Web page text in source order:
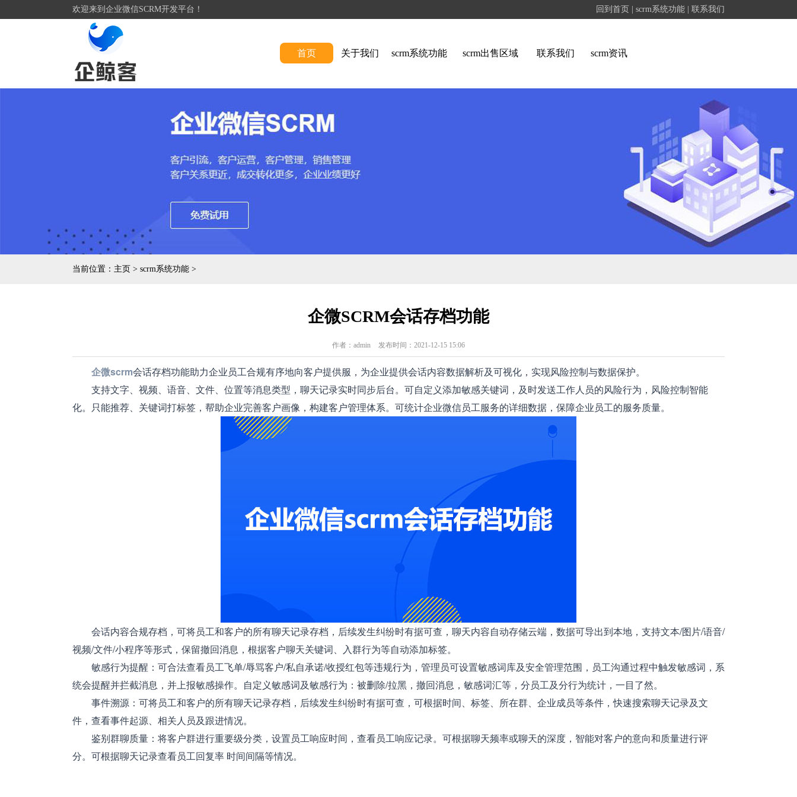
欢迎来到企业微信SCRM开发平台！ 回到首页 scrm系统功能 联系我们
首页 关于我们 scrm系统功能 scrm出售区域 联系我们 scrm资讯
当前位置： 主页 > scrm系统功能 >
企微SCRM会话存档功能
作者：admin 发布时间：2021-12-15 15:06
企微scrm会话存档功能助力企业员工合规有序地向客户提供服，为企业提供会话内容数据解析及可视化，实现风险控制与数据保护。
支持文字、视频、语音、文件、位置等消息类型，聊天记录实时同步后台。可自定义添加敏感关键词，及时发送工作人员的风险行为，风险控制智能
化。只能推荐、关键词打标签，帮助企业完善客户画像，构建客户管理体系。可统计企业微信员工服务的详细数据，保障企业员工的服务质量。
会话内容合规存档，可将员工和客户的所有聊天记录存档，后续发生纠纷时有据可查，聊天内容自动存储云端，数据可导出到本地，支持文本/图片/语音/
视频/文件/小程序等形式，保留撤回消息，根据客户聊天关键词、入群行为等自动添加标签。
敏感行为提醒：可合法查看员工飞单/辱骂客户/私自承诺/收授红包等违规行为，管理员可设置敏感词库及安全管理范围，员工沟通过程中触发敏感词，系
统会提醒并拦截消息，并上报敏感操作。自定义敏感词及敏感行为：被删除/拉黑，撤回消息，敏感词汇等，分员工及分行为统计，一目了然。
事件溯源：可将员工和客户的所有聊天记录存档，后续发生纠纷时有据可查，可根据时间、标签、所在群、企业成员等条件，快速搜索聊天记录及文
件，查看事件起源、相关人员及跟进情况。
鉴别群聊质量：将客户群进行重要级分类，设置员工响应时间，查看员工响应记录。可根据聊天频率或聊天的深度，智能对客户的意向和质量进行评
分。可根据聊天记录查看员工回复率 时间间隔等情况。